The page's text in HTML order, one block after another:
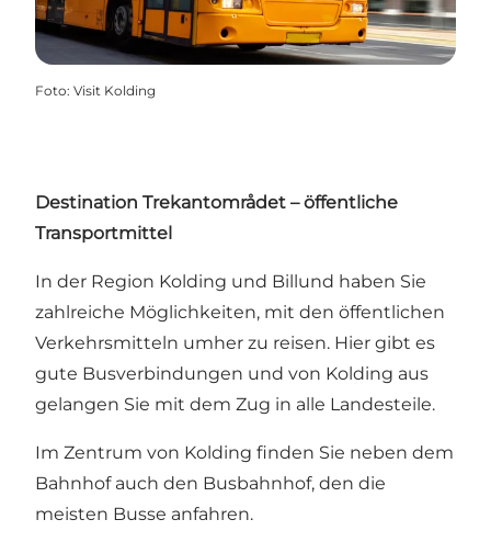
Foto: Visit Kolding
Destination Trekantområdet – öffentliche
Transportmittel
In der Region Kolding und Billund haben Sie
zahlreiche Möglichkeiten, mit den öffentlichen
Verkehrsmitteln umher zu reisen. Hier gibt es
gute Busverbindungen und von Kolding aus
gelangen Sie mit dem Zug in alle Landesteile.
Im Zentrum von Kolding finden Sie neben dem
Bahnhof auch den Busbahnhof, den die
meisten Busse anfahren.